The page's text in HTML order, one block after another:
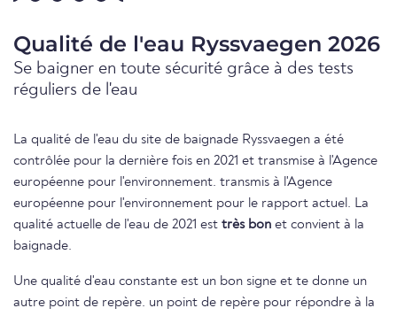
Qualité de l'eau Ryssvaegen 2026
Se baigner en toute sécurité grâce à des tests
réguliers de l'eau
La qualité de l'eau du site de baignade Ryssvaegen a été
contrôlée pour la dernière fois en 2021 et transmise à l'Agence
européenne pour l'environnement. transmis à l'Agence
européenne pour l'environnement pour le rapport actuel. La
qualité actuelle de l'eau de 2021 est très bon et convient à la
baignade.
Une qualité d'eau constante est un bon signe et te donne un
autre point de repère. un point de repère pour répondre à la